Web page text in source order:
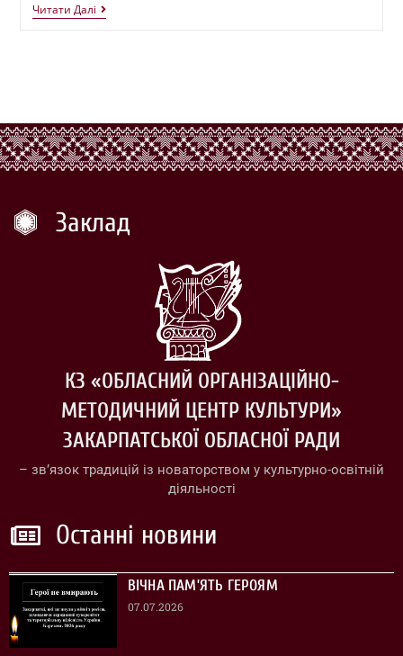
Читати Далі
Заклад
КЗ «ОБЛАСНИЙ ОРГАНІЗАЦІЙНО-
МЕТОДИЧНИЙ ЦЕНТР КУЛЬТУРИ»
ЗАКАРПАТСЬКОЇ ОБЛАСНОЇ РАДИ
– зв’язок традицій із новаторством у культурно-освітній
діяльності
Останні новини
ВІЧНА ПАМ’ЯТЬ ГЕРОЯМ
07.07.2026